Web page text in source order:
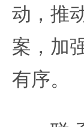
动，推
案，加
有序。